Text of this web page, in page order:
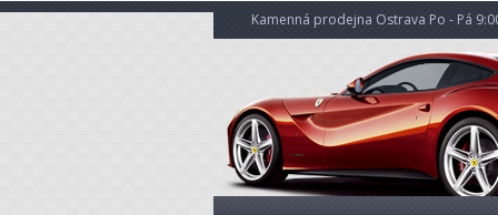
Kamenná prodejna Ostrava Po - Pá